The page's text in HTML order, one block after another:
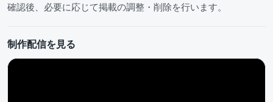
確認後、必要に応じて掲載の調整・削除を行います。
制作配信を見る